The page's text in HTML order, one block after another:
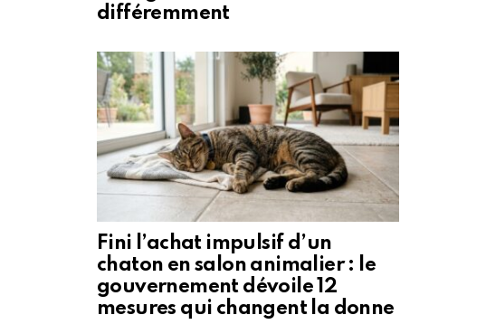
différemment
Fini l’achat impulsif d’un
chaton en salon animalier : le
gouvernement dévoile 12
mesures qui changent la donne